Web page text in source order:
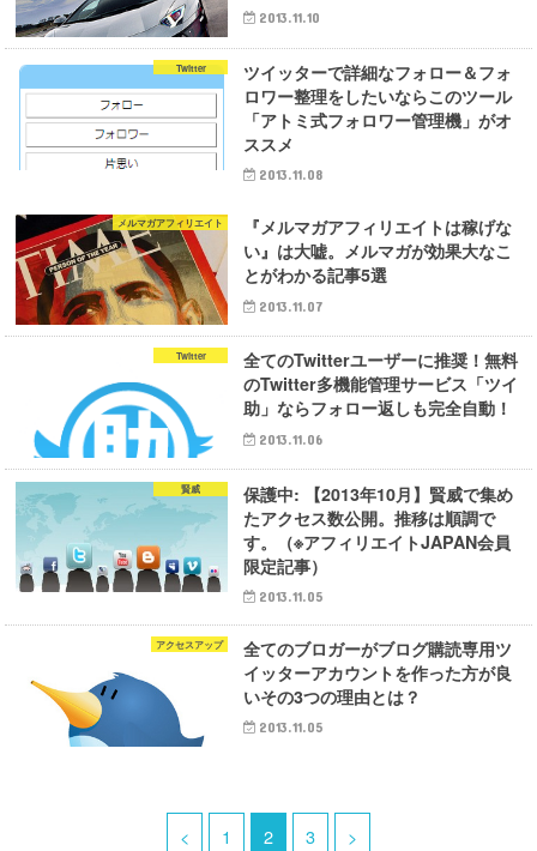
2013.11.10
Twitter
ツイッターで詳細なフォロー＆フォ
ロワー整理をしたいならこのツール
「アトミ式フォロワー管理機」がオ
ススメ
2013.11.08
メルマガアフィリエイト
『メルマガアフィリエイトは稼げな
い』は大嘘。メルマガが効果大なこ
とがわかる記事5選
2013.11.07
Twitter
全てのTwitterユーザーに推奨！無料
のTwitter多機能管理サービス「ツイ
助」ならフォロー返しも完全自動！
2013.11.06
賢威
保護中: 【2013年10月】賢威で集め
たアクセス数公開。推移は順調で
す。（※アフィリエイトJAPAN会員
限定記事）
2013.11.05
アクセスアップ
全てのブロガーがブログ購読専用ツ
イッターアカウントを作った方が良
いその3つの理由とは？
2013.11.05
< 1 2 3 >